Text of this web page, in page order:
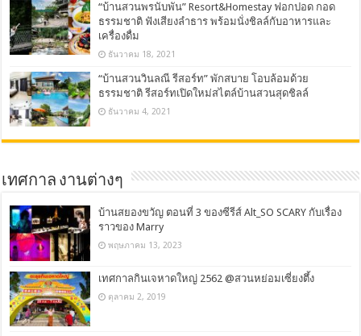
“บ้านสวนพรนับพัน” Resort&Homestay ฟอกปอด กอด
ธรรมชาติ ฟังเสียงลำธาร พร้อมนั่งชิลล์กับอาหารและ
เครื่องดื่ม
ธันวาคม 18, 2021
“บ้านสวนวินลณี รีสอร์ท” พักสบาย โอบล้อมด้วย
ธรรมชาติ รีสอร์ทเปิดใหม่สไตล์บ้านสวนสุดชิลล์
ธันวาคม 4, 2021
เทศกาล งานต่างๆ
บ้านสยองขวัญ ตอนที่ 3 ของซีรีส์ Alt_SO SCARY กับเรื่อง
ราวของ Marry
พฤษภาคม 13, 2023
เทศกาลกินเจหาดใหญ่ 2562 @สวนหย่อมเซี่ยงตึ้ง
ตุลาคม 2, 2019